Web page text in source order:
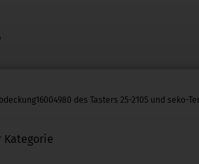
des Tasters 25-2105 und seko-